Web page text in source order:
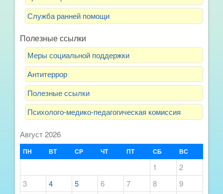
Служба ранней помощи
Полезные ссылки
Меры социальной поддержки
Антитеррор
Полезные ссылки
Психолого-медико-педагогическая комиссия
Август 2026
ПН ВТ СР ЧТ ПТ СБ ВС
1
2
3
4 5 6 7 8
9